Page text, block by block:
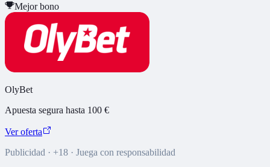
Mejor bono
OlyBet
Apuesta segura hasta 100 €
Ver oferta
Publicidad · +18 · Juega con responsabilidad